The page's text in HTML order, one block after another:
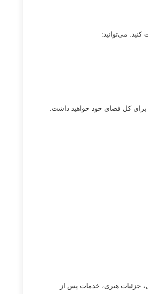
برای کل فضای خود خواهید داشت.
جزئیات هنری، خدمات پس از